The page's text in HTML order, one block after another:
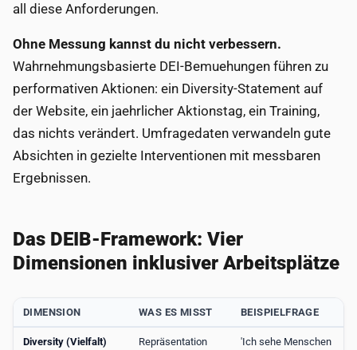
all diese Anforderungen.
Ohne Messung kannst du nicht verbessern.
Wahrnehmungsbasierte DEI-Bemuehungen führen zu
performativen Aktionen: ein Diversity-Statement auf
der Website, ein jaehrlicher Aktionstag, ein Training,
das nichts verändert. Umfragedaten verwandeln gute
Absichten in gezielte Interventionen mit messbaren
Ergebnissen.
Das DEIB-Framework: Vier
Dimensionen inklusiver Arbeitsplätze
DIMENSION WAS ES MISST BEISPIELFRAGE
Diversity (Vielfalt)
Repräsentation
'Ich sehe Menschen